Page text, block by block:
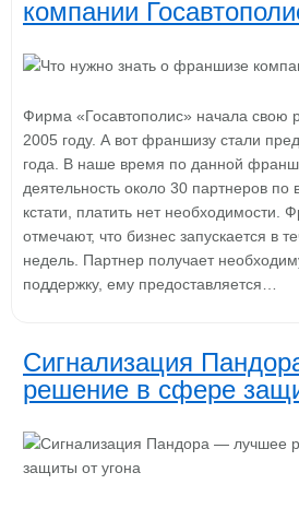
компании
Фирма «Госавтополис» начала свою
2005 году. А вот франшизу стали
года. В наше время по данной
деятельность около 30 партнеров по
кстати, платить нет необходимости.
отмечают, что бизнес запускается в
недель. Партнер получает
поддержку, ему предоставляется…
Сигнализация
решение в сфере